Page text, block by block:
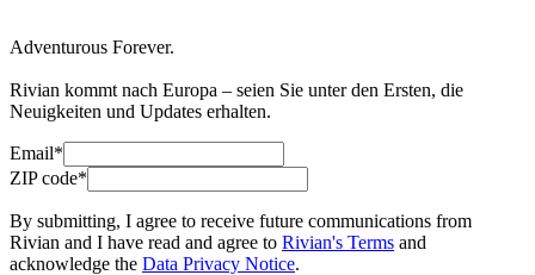
Adventurous Forever.
Rivian kommt nach Europa – seien Sie unter den Ersten, die
Neuigkeiten und Updates erhalten.
Email*
ZIP code*
By submitting, I agree to receive future communications from
Rivian and I have read and agree to Rivian's Terms and
acknowledge the Data Privacy Notice.